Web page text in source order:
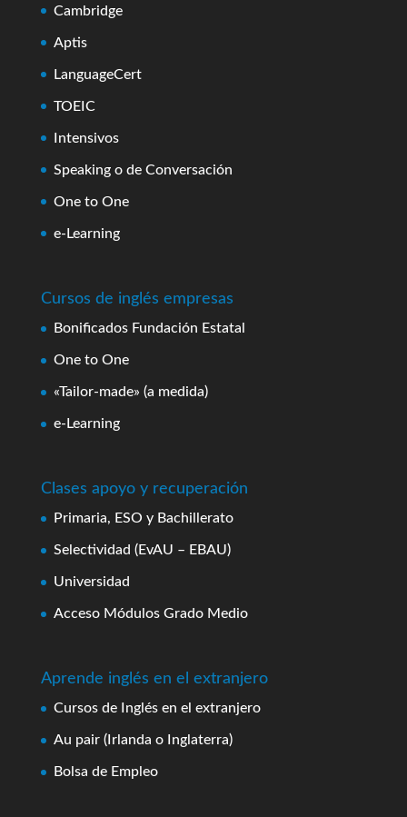
Cambridge
Aptis
LanguageCert
TOEIC
Intensivos
Speaking o de Conversación
One to One
e-Learning
Cursos de inglés empresas
Bonificados Fundación Estatal
One to One
«Tailor-made» (a medida)
e-Learning
Clases apoyo y recuperación
Primaria, ESO y Bachillerato
Selectividad (EvAU – EBAU)
Universidad
Acceso Módulos Grado Medio
Aprende inglés en el extranjero
Cursos de Inglés en el extranjero
Au pair (Irlanda o Inglaterra)
Bolsa de Empleo